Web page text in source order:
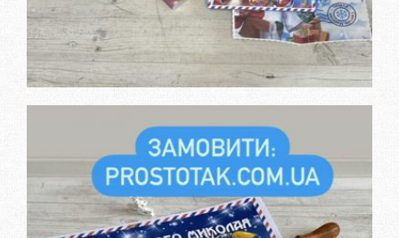
Дізнатися вартість та
замовити